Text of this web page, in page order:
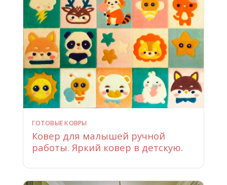
ГОТОВЫЕ КОВРЫ
Ковер для малышей ручной
работы. Яркий ковер в детскую.